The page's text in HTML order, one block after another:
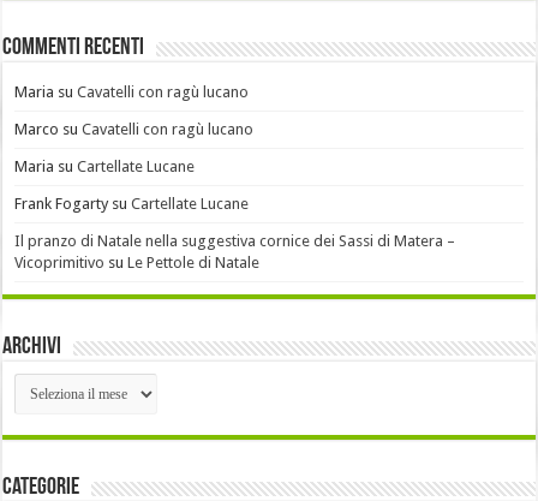
Commenti recenti
Maria suCavatelli con ragù lucano
Marco suCavatelli con ragù lucano
Maria suCartellate Lucane
Frank FogartysuCartellate Lucane
Il pranzo di Natale nella suggestiva cornice dei Sassi di Matera –
Vicoprimitivo suLe Pettole di Natale
Archivi
Archivi
Categorie